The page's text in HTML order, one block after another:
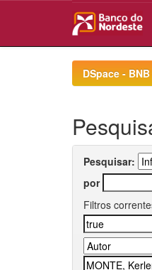
DSpace -
Pesquisar:
por
Filtros